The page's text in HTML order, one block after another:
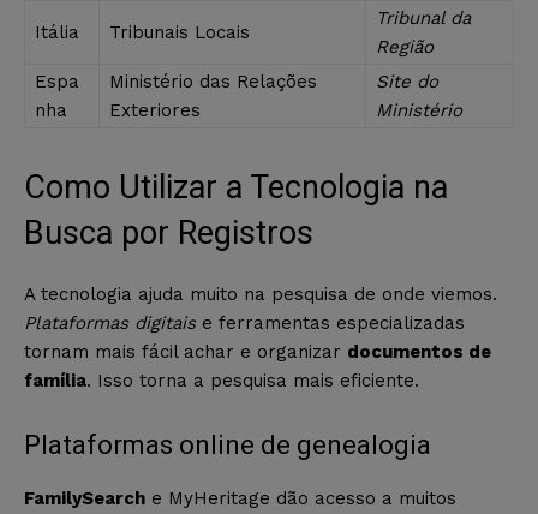
Itália Tribunais Locais
Tribunal da
Região
Espa
nha
Ministério das Relações
Exteriores
Site do
Ministério
Como Utilizar a Tecnologia na
Busca por Registros
A tecnologia ajuda muito na pesquisa de onde viemos.
Plataformas digitaise ferramentas especializadas
tornam mais fácil achar e organizar documentos de
família. Isso torna a pesquisa mais eficiente.
Plataformas online de genealogia
FamilySearch e MyHeritage dão acesso a muitos